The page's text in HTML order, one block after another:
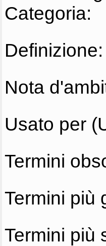
Categoria:
Definizione:
Nota
Usato per
Termini
Termini più
Termini più